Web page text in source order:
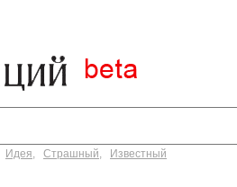
Идея, Страшный, Известный